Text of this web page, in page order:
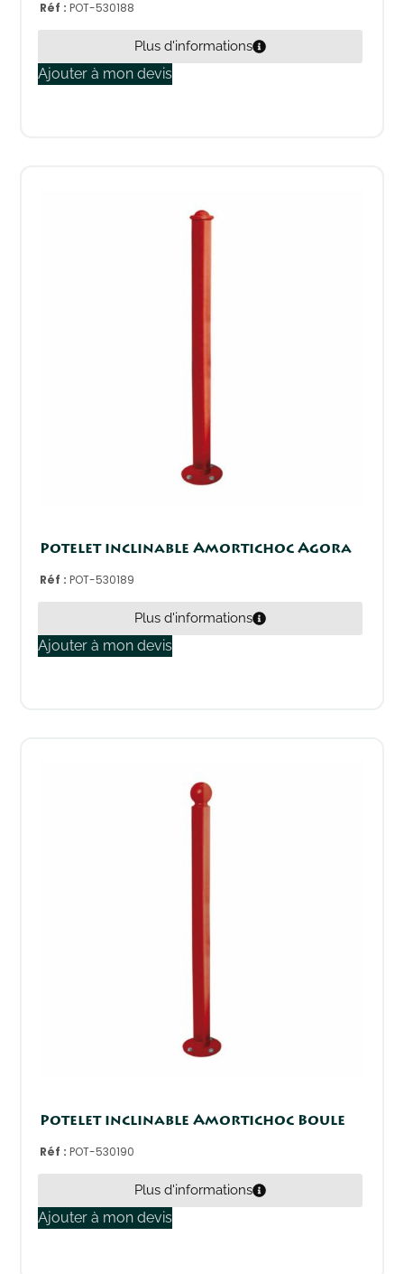
Réf :POT-530188
Plus d'informations
Ajouter à mon devis
Potelet inclinable Amortichoc Agora
Réf :POT-530189
Plus d'informations
Ajouter à mon devis
Potelet inclinable Amortichoc Boule
Réf :POT-530190
Plus d'informations
Ajouter à mon devis